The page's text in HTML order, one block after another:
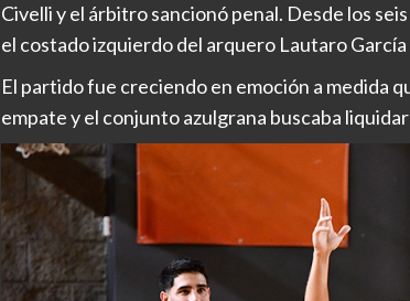
Civelli y el árbitro sancionó penal. Desde los
el costado izquierdo del arquero Lautaro
El partido fue creciendo en emoción a medida
empate y el conjunto azulgrana buscaba